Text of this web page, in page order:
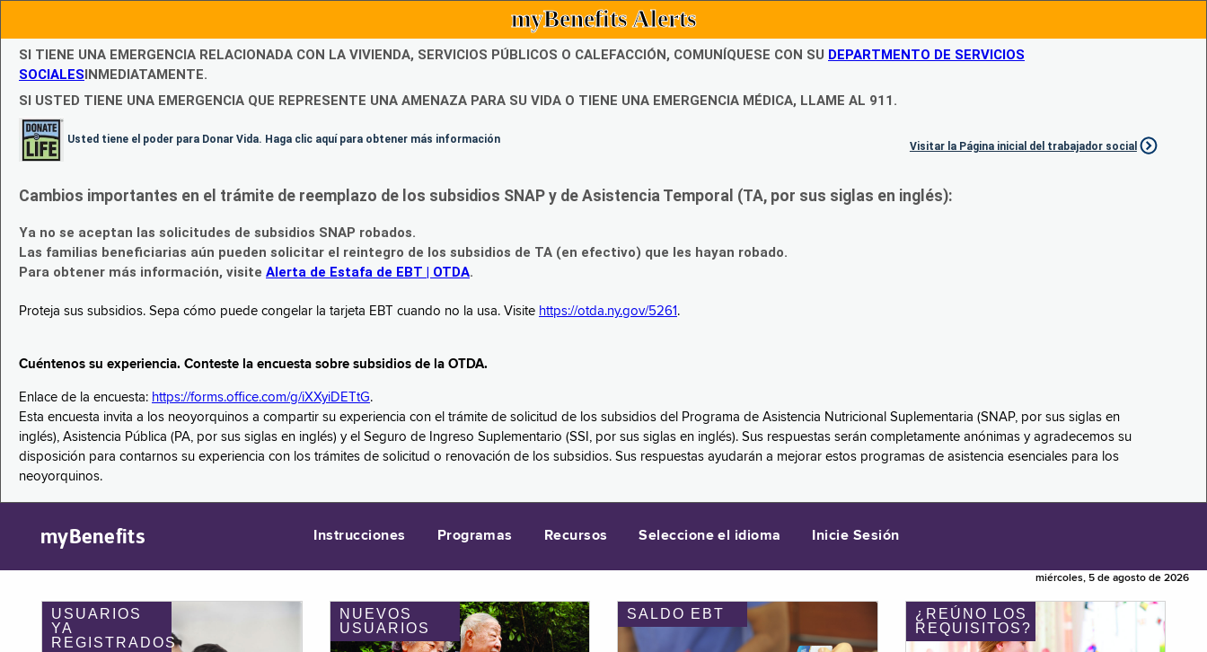
myBenefits Alerts
SI TIENE UNA EMERGENCIA RELACIONADA CON LA VIVIENDA, SERVICIOS PÚBLICOS O CALEFACCIÓN, COMUNÍQUESE CON SU DEPARTMENTO DE SERVICIOS
SOCIALESINMEDIATAMENTE.
SI USTED TIENE UNA EMERGENCIA QUE REPRESENTE UNA AMENAZA PARA SU VIDA O TIENE UNA EMERGENCIA MÉDICA, LLAME AL 911.
Usted tiene el poder para Donar Vida. Haga clic aquí para obtener más información
Visitar la Página inicial del trabajador social
Cambios importantes en el trámite de reemplazo de los subsidios SNAP y de Asistencia Temporal (TA, por sus siglas en inglés):
Ya no se aceptan las solicitudes de subsidios SNAP robados.
Las familias beneficiarias aún pueden solicitar el reintegro de los subsidios de TA (en efectivo) que les hayan robado.
Para obtener más información, visite Alerta de Estafa de EBT | OTDA.
Proteja sus subsidios. Sepa cómo puede congelar la tarjeta EBT cuando no la usa. Visite https://otda.ny.gov/5261 .
Cuéntenos su experiencia. Conteste la encuesta sobre subsidios de la OTDA.
Enlace de la encuesta: https://forms.office.com/g/iXXyiDETtG.
Esta encuesta invita a los neoyorquinos a compartir su experiencia con el trámite de solicitud de los subsidios del Programa de Asistencia Nutricional Suplementaria (SNAP, por sus siglas en
inglés), Asistencia Pública (PA, por sus siglas en inglés) y el Seguro de Ingreso Suplementario (SSI, por sus siglas en inglés). Sus respuestas serán completamente anónimas y agradecemos su
disposición para contarnos su experiencia con los trámites de solicitud o renovación de los subsidios. Sus respuestas ayudarán a mejorar estos programas de asistencia esenciales para los
neoyorquinos.
myBenefits Instrucciones Programas Recursos Seleccione el idioma Inicie Sesión
miércoles, 5 de agosto de 2026
USUARIOS
YA
REGISTRADOS
NUEVOS
USUARIOS
SALDO EBT
¿REÚNO LOS
REQUISITOS?